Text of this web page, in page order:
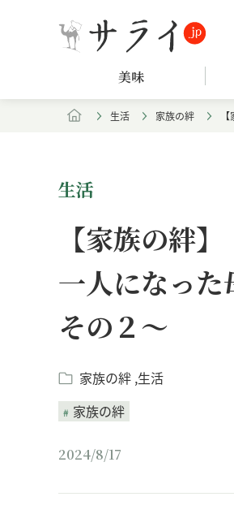
美味
生活 家族の絆
生活
【家族の絆
一人になっ
その２～
家族の絆 生活
家族の絆
2024/8/17